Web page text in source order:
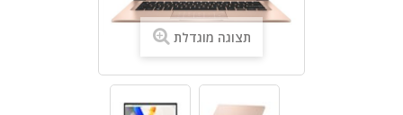
תצוגה מוגדלת